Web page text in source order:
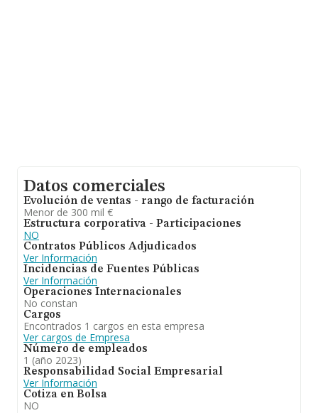
Datos comerciales
Evolución de ventas - rango de facturación
Menor de 300 mil €
Estructura corporativa - Participaciones
NO
Contratos Públicos Adjudicados
Ver Información
Incidencias de Fuentes Públicas
Ver Información
Operaciones Internacionales
No constan
Cargos
Encontrados 1 cargos en esta empresa
Ver cargos de Empresa
Número de empleados
1 (año 2023)
Responsabilidad Social Empresarial
Ver Información
Cotiza en Bolsa
NO